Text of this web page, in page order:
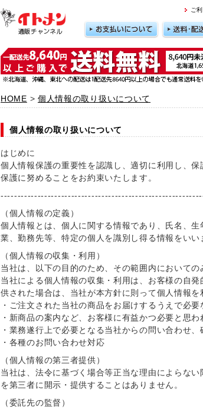
ご
HOME > 個人情報の取り扱いについて
個人情報の取り扱いについて
はじめに
個人情報保護の重要性を認識し、適切に利用し、
保護に努めることをお約束いたします。
（個人情報の定義）
個人情報とは、個人に関する情報であり、氏名、
業、勤務先等、特定の個人を識別し得る情報をいい
（個人情報の収集・利用）
当社は、以下の目的のため、その範囲内においての
当社による個人情報の収集・利用は、お客様の自
供された場合は、当社が本方針に則って個人情報
・ご注文された当社の商品をお届けするうえで必要
・新商品の案内など、お客様に有益かつ必要と思
・業務遂行上で必要となる当社からの問い合わせ
・各種のお問い合わせ対応
（個人情報の第三者提供）
当社は、法令に基づく場合等正当な理由によらな
を第三者に開示・提供することはありません。
（委託先の監督）